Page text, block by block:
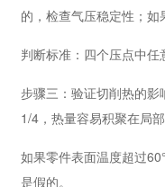
的，检查气压稳定性；如
判断标准：四个压点中任
步骤三：验证切削热的
1/4，热量容易积聚在局部
如果零件表面温度超过
是假的。